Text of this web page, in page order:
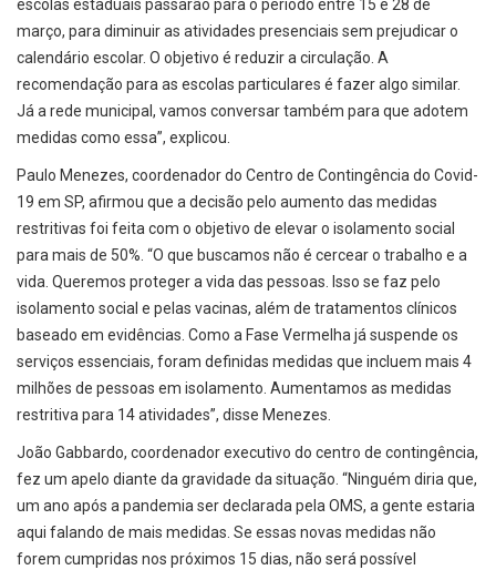
escolas estaduais passarão para o período entre 15 e 28 de
março, para diminuir as atividades presenciais sem prejudicar o
calendário escolar. O objetivo é reduzir a circulação. A
recomendação para as escolas particulares é fazer algo similar.
Já a rede municipal, vamos conversar também para que adotem
medidas como essa”, explicou.
Paulo Menezes, coordenador do Centro de Contingência do Covid-
19 em SP, afirmou que a decisão pelo aumento das medidas
restritivas foi feita com o objetivo de elevar o isolamento social
para mais de 50%. “O que buscamos não é cercear o trabalho e a
vida. Queremos proteger a vida das pessoas. Isso se faz pelo
isolamento social e pelas vacinas, além de tratamentos clínicos
baseado em evidências. Como a Fase Vermelha já suspende os
serviços essenciais, foram definidas medidas que incluem mais 4
milhões de pessoas em isolamento. Aumentamos as medidas
restritiva para 14 atividades”, disse Menezes.
João Gabbardo, coordenador executivo do centro de contingência,
fez um apelo diante da gravidade da situação. “Ninguém diria que,
um ano após a pandemia ser declarada pela OMS, a gente estaria
aqui falando de mais medidas. Se essas novas medidas não
forem cumpridas nos próximos 15 dias, não será possível